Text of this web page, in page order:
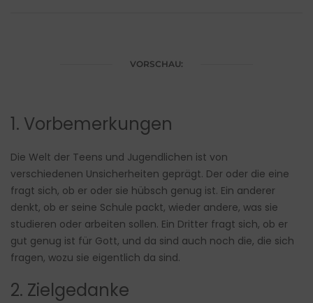
VORSCHAU:
1. Vorbemerkungen
Die Welt der Teens und Jugendlichen ist von
verschiedenen Unsicherheiten geprägt. Der oder die eine
fragt sich, ob er oder sie hübsch genug ist. Ein anderer
denkt, ob er seine Schule packt, wieder andere, was sie
studieren oder arbeiten sollen. Ein Dritter fragt sich, ob er
gut genug ist für Gott, und da sind auch noch die, die sich
fragen, wozu sie eigentlich da sind.
2. Zielgedanke